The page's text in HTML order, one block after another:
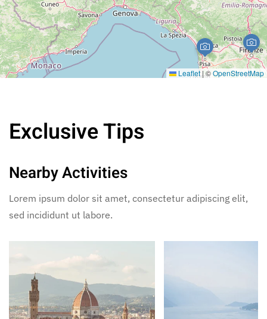
Leaflet|©OpenStreetMap
Exclusive Tips
Nearby Activities
Lorem ipsum dolor sit amet, consectetur adipiscing elit,
sed incididunt ut labore.